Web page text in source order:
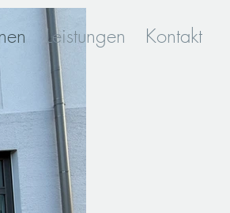
Leistungen Kontakt